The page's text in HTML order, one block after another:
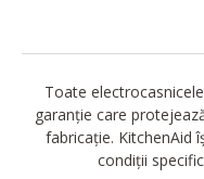
Toate
garanție care
fabricație. KitchenAid
condiții